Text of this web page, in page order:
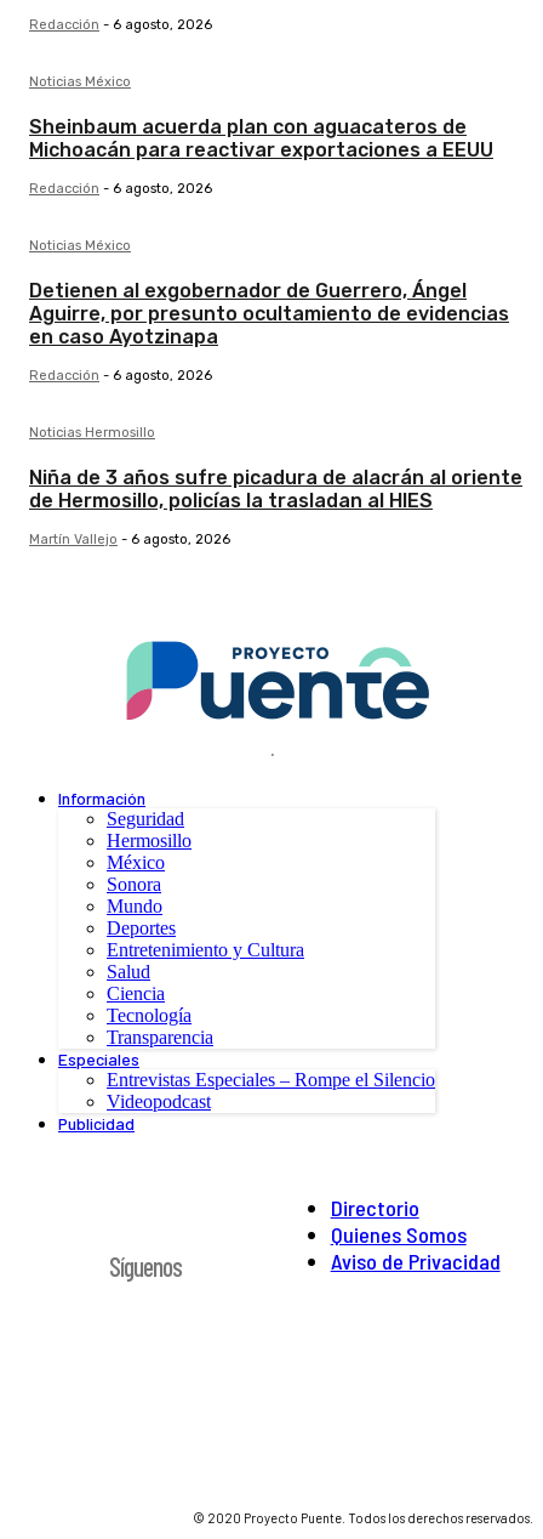
Redacción - 6 agosto, 2026
Noticias México
Sheinbaum acuerda plan con aguacateros de
Michoacán para reactivar exportaciones a EEUU
Redacción - 6 agosto, 2026
Noticias México
Detienen al exgobernador de Guerrero, Ángel
Aguirre, por presunto ocultamiento de evidencias
en caso Ayotzinapa
Redacción - 6 agosto, 2026
Noticias Hermosillo
Niña de 3 años sufre picadura de alacrán al oriente
de Hermosillo, policías la trasladan al HIES
Martín Vallejo - 6 agosto, 2026
.
Información
Seguridad
Hermosillo
México
Sonora
Mundo
Deportes
Entretenimiento y Cultura
Salud
Ciencia
Tecnología
Transparencia
Especiales
Entrevistas Especiales – Rompe el Silencio
Videopodcast
Publicidad
Directorio
Quienes Somos
Aviso de Privacidad
Síguenos
© 2020 Proyecto Puente. Todos los derechos reservados.